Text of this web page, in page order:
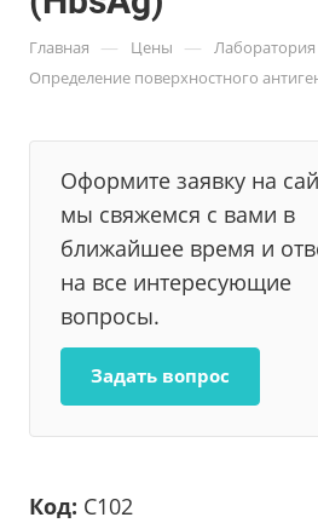
Главная — Цены — Лаборатория
Определение поверхностного
Оформите заявку на
мы свяжемся с вами в
ближайшее время и
на все интересующие
вопросы.
Задать вопрос
Код: С102